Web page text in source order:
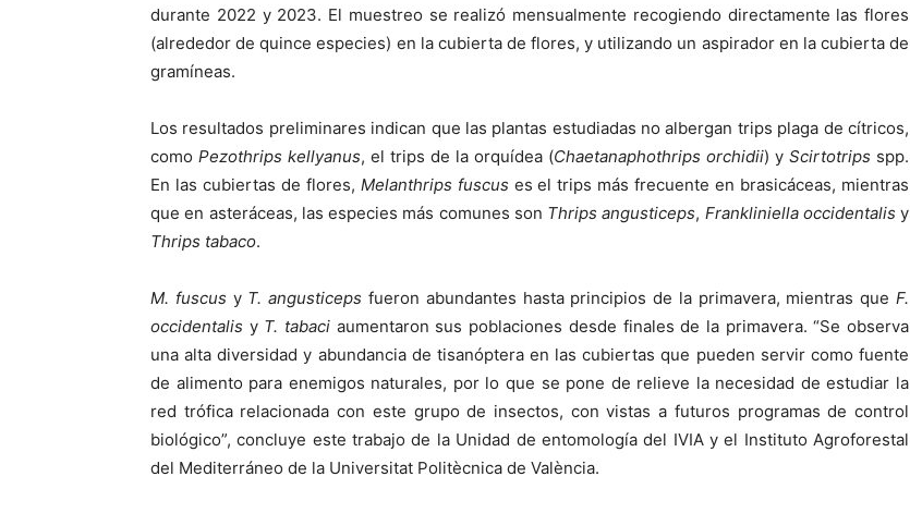
durante 2022 y 2023. El muestreo se realizó mensualmente recogiendo directamente las flores
(alrededor de quince especies) en la cubierta de flores, y utilizando un aspirador en la cubierta de
gramíneas.
Los resultados preliminares indican que las plantas estudiadas no albergan trips plaga de cítricos,
como Pezothrips kellyanus, el trips de la orquídea (Chaetanaphothrips orchidii) y Scirtotrips spp.
En las cubiertas de flores, Melanthrips fuscus es el trips más frecuente en brasicáceas, mientras
que en asteráceas, las especies más comunes son Thrips angusticeps, Frankliniella occidentalis y
Thrips tabaco.
M. fuscus y T. angusticeps fueron abundantes hasta principios de la primavera, mientras queF.
occidentalis y T. tabaci aumentaron sus poblaciones desde finales de la primavera. “Se observa
una alta diversidad y abundancia de tisanóptera en las cubiertas que pueden servir como fuente
de alimento para enemigos naturales, por lo que se pone de relieve la necesidad de estudiar la
red trófica relacionada con este grupo de insectos, con vistas a futuros programas de control
biológico”, concluye este trabajo de la Unidad de entomología del IVIA y el Instituto Agroforestal
del Mediterráneo de la Universitat Politècnica de València.